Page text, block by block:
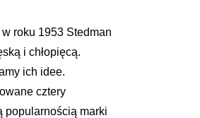
roku 1953 Stedman
i chłopięcą.
ich idee.
cztery
popularnością marki